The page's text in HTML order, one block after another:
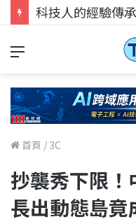
首頁 / 3C
抄襲秀下限
長出動態島竟